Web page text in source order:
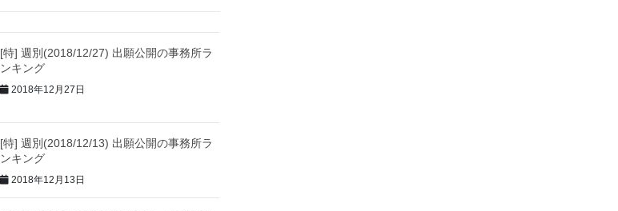
[特] 週別(2018/12/27) 出願公開の事務所ラ
ンキング
2018年12月27日
[特] 週別(2018/12/13) 出願公開の事務所ラ
ンキング
2018年12月13日